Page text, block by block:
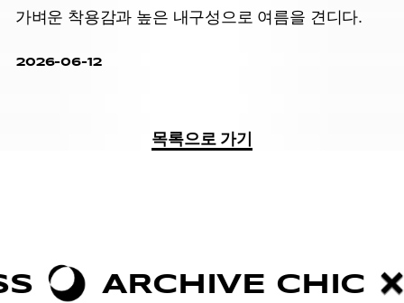
가벼운 착용감과 높은 내구성으로 여름을 견디다.
2026-06-12
목록으로 가기
CHIC